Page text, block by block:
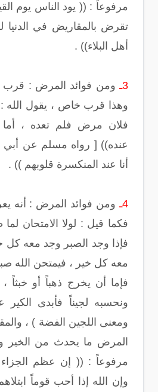
مرفوعاً : (( يود الناس يوم
تقرض بالمقاريض في الدنيا
أهل البلاء)) .
3ـ ومن فوائد المرض : قرب
وهذا قرب خاص ، يقول الله
فلان مرض فلم تعده ، أما
عنده)) [ رواه مسلم عن أبي
أنا عند المنكسرة قلوبهم )) .
4ـ ومن فوائد المرض : أنه
فكما قيل : لولا الامتحان
فإذا وجد الصبر وجد معه كل
معه كل خير ، فيمتحن الله صبر
فإما أن يخرج ذهباً أو خبثاً
ونحسبه لجيناً فأبدى
ومعنى اللجين الفضة ) ،
المرض ما يحدث من الخير
مرفوعاً : (( إن عظم
وإن الله إذا أحب قوماً